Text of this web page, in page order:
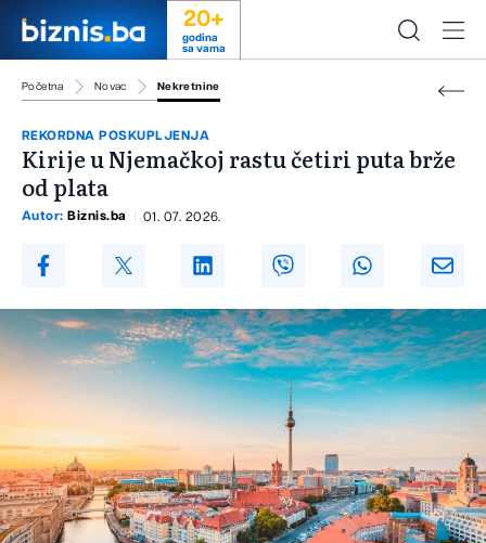
20+
godina
sa vama
Početna Novac Nekretnine
REKORDNA POSKUPLJENJA
Kirije u Njemačkoj rastu četiri puta brže
od plata
Autor: Biznis.ba 01. 07. 2026.